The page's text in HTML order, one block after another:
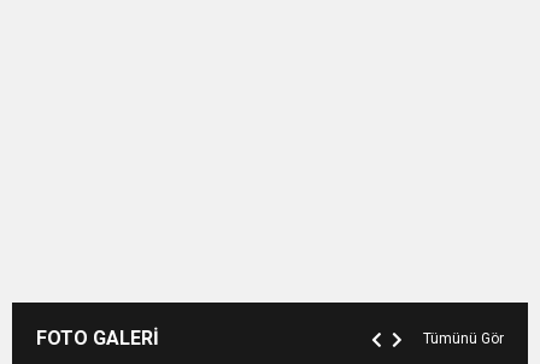
FOTO GALERİ Tümünü Gör